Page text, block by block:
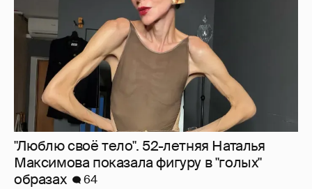
"Люблю своё тело". 52-летняя Наталья
Максимова показала фигуру в "голых"
образах
64